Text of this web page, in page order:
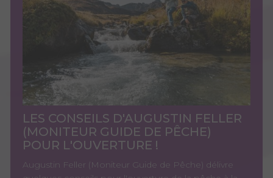
LES CONSEILS D'AUGUSTIN FELLER
(MONITEUR GUIDE DE PÊCHE)
POUR L'OUVERTURE !
Augustin Feller (Moniteur Guide de Pêche) délivre